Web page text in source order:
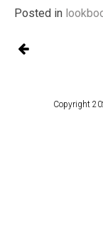
Posted in
Copyright